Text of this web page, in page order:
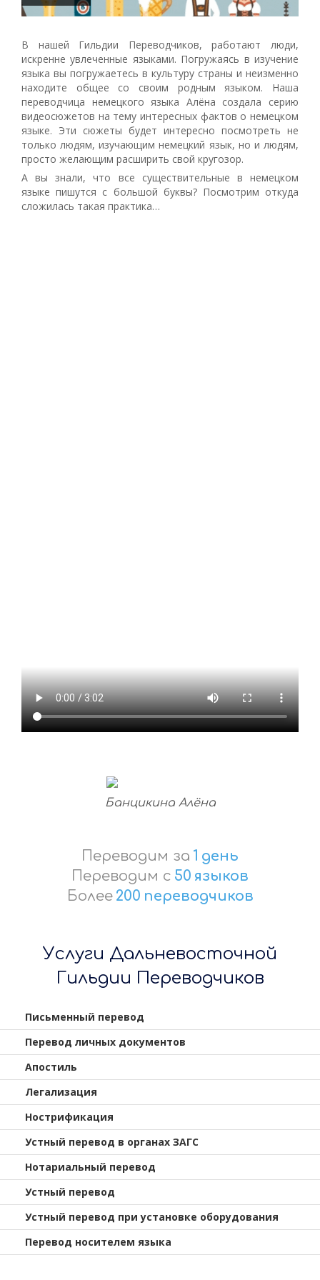
В нашей Гильдии Переводчиков, работают люди,
искренне увлеченные языками. Погружаясь в изучение
языка вы погружаетесь в культуру страны и неизменно
находите общее со своим родным языком. Наша
переводчица немецкого языка Алёна создала серию
видеосюжетов на тему интересных фактов о немецком
языке. Эти сюжеты будет интересно посмотреть не
только людям, изучающим немецкий язык, но и людям,
просто желающим расширить свой кругозор.
А вы знали, что все существительные в немецком
языке пишутся с большой буквы? Посмотрим откуда
сложилась такая практика…
Банцикина Алёна
Переводим за 1 день
Переводим с 50 языков
Более 200 переводчиков
Услуги Дальневосточной
Гильдии Переводчиков
Письменный перевод
Перевод личных документов
Апостиль
Легализация
Нострификация
Устный перевод в органах ЗАГС
Нотариальный перевод
Устный перевод
Устный перевод при установке оборудования
Перевод носителем языка